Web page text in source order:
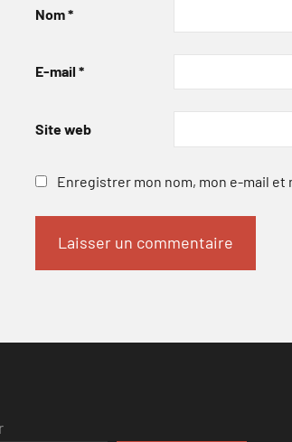
Nom*
E-mail *
Site web
Enregistrer mon nom, mon e-mail et